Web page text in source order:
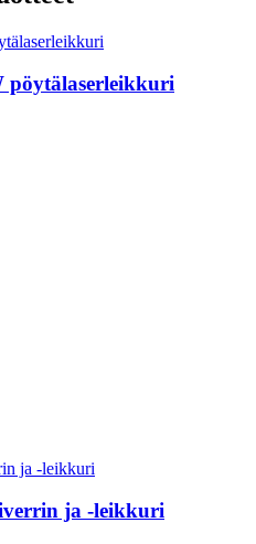
pöytälaserleikkuri
ja -leikkuri